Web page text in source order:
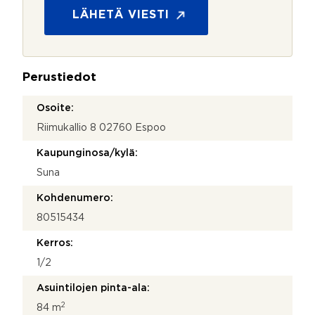
*
LÄHETÄ VIESTI
Perustiedot
Osoite:
Riimukallio 8 02760 Espoo
Kaupunginosa/kylä:
Suna
Kohdenumero:
80515434
Kerros:
1/2
Asuintilojen pinta-ala:
84 m2